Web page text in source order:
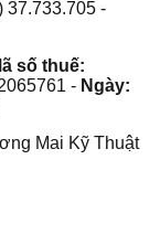
37.733.705 -
số thuế:
- Ngày:
Mai Kỹ Thuật